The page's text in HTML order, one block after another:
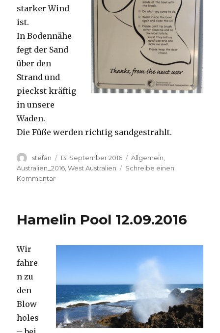
starker Wind
ist.
In Bodennähe
fegt der Sand
über den
Strand und
pieckst kräftig
in unsere
Waden.
Die Füße werden richtig sandgestrahlt.
Autor
stefan
Veröffentlicht
am
13. September 2016 Kategorien
Allgemein
Australien_2016 ,West Australien
Schreibe einen
Kommentarzu
Hamelin Pool 12.09.2016
Wir
fahre
n zu
den
Blow
holes